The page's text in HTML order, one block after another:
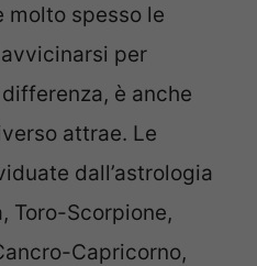
molto spesso le
per
è anche
attrae. Le
dall’astrologia
Toro-Scorpione,
Capricorno,